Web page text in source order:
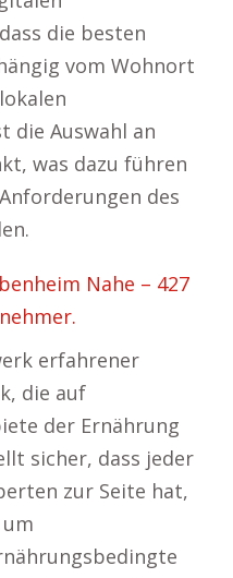
die besten
vom Wohnort
die Auswahl an
was dazu führen
des
Nahe – 427
erfahrener
die auf
der Ernährung
sicher, dass jeder
zur Seite hat,